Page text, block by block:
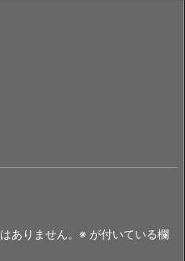
ありません。 ※ が付いている欄